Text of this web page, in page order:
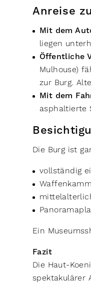
Anreise
Mit dem
liegen
Öffentliche
Mulhouse)
zur Burg.
Mit dem
asphaltierte
Die Burg ist
vollständig
Ein
Fazit
Die Haut-
spektakulärer